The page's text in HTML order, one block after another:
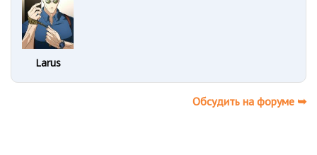
Larus
Обсудить на форуме ➥